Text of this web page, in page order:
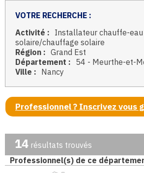
VOTRE RECHERCHE :
Activité : Installateur chauffe-eau
solaire/chauffage solaire
Région : Grand Est
Département : 54 - Meurthe-et-
Ville : Nancy
Professionnel ? Inscrivez vous
14 résultats trouvés
Professionnel(s) de ce